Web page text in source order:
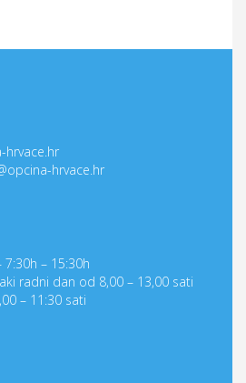
hrvace.hr
hrvace.hr
– 15:30h
radni dan od 8,00 – 13,00 sati
– 11:30 sati